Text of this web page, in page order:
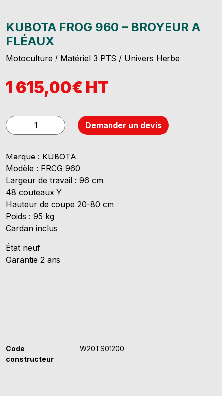
KUBOTA FROG 960 – BROYEUR A
FLÉAUX
Motoculture / Matériel 3 PTS / Univers Herbe
1 615,00€ HT
quantité
de
FROG
960
-
BROYEUR
A
FLÉAUX
Demander un devis
Marque : KUBOTA
Modèle : FROG 960
Largeur de travail : 96 cm
48 couteaux Y
Hauteur de coupe 20-80 cm
Poids : 95 kg
Cardan inclus
État neuf
Garantie 2 ans
Code
constructeur
W20TS01200